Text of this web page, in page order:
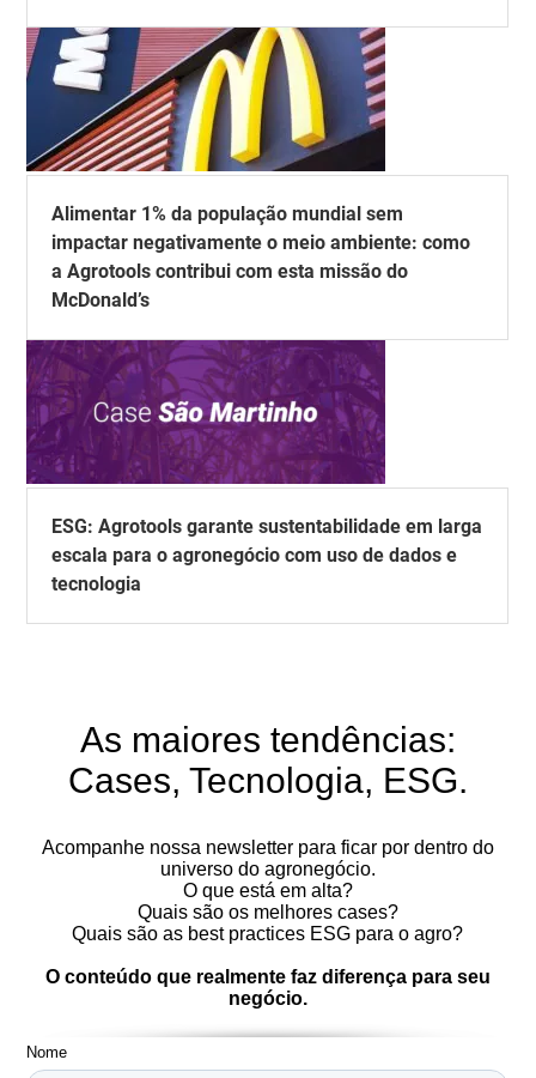
Alimentar 1% da população mundial sem
impactar negativamente o meio ambiente: como
a Agrotools contribui com esta missão do
McDonald’s
ESG: Agrotools garante sustentabilidade em larga
escala para o agronegócio com uso de dados e
tecnologia